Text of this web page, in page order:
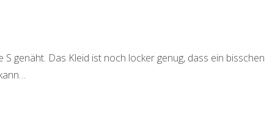
S genäht. Das Kleid ist noch locker genug, dass ein bisschen